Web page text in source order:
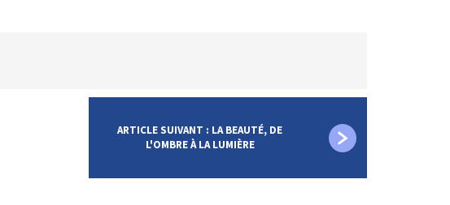
ARTICLE SUIVANT : LA BEAUTÉ, DE
L'OMBRE À LA LUMIÈRE